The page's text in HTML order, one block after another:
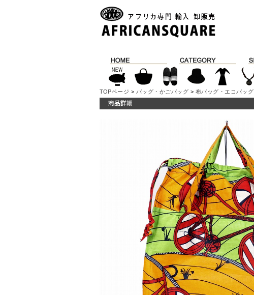
TOPページ > バッグ・かごバッグ > 布バッグ・エコバッグ